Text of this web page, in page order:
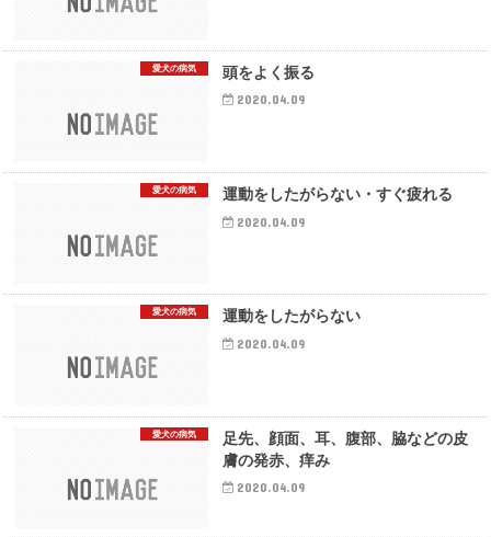
愛犬の病気 頭をよく振る
2020.04.09
愛犬の病気 運動をしたがらない・すぐ疲れる
2020.04.09
愛犬の病気 運動をしたがらない
2020.04.09
愛犬の病気
足先、顔面、耳、腹部、脇などの皮
膚の発赤、痒み
2020.04.09